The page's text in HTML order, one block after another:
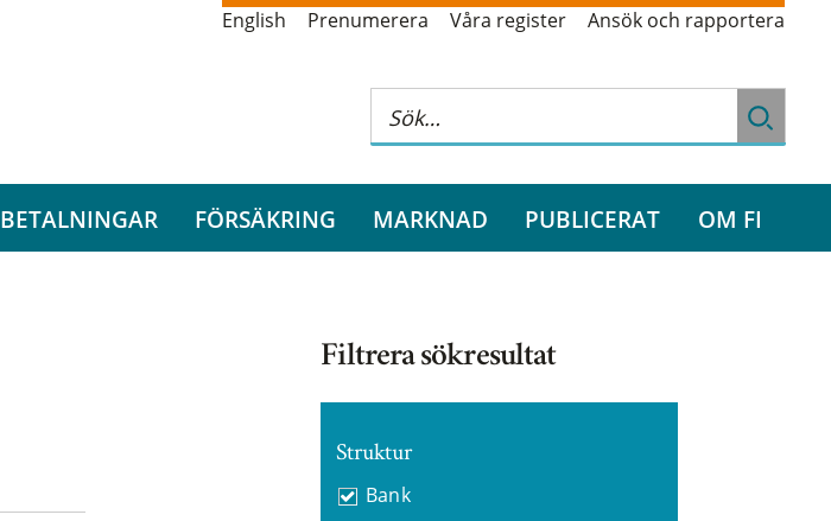
English Prenumerera Våra register Ansök och rapportera
BETALNINGAR FÖRSÄKRING MARKNAD PUBLICERAT OM FI
Filtrera sökresultat
Struktur
Bank